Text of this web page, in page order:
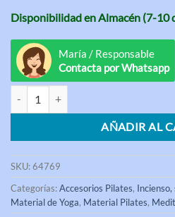
Disponibilidad en Almacén (7-10
María / Responsable
Contacta por Whatsapp
AÑADIR AL
SKU:64769
Categorías:Accesorios Pilates,
Material de Yoga, Material Pilates,